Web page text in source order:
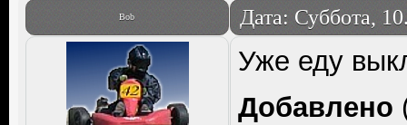
Bob Дата: Суббота,
Уже еду
Добавлено